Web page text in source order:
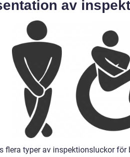
av
flera typer av inspektionsluckor för